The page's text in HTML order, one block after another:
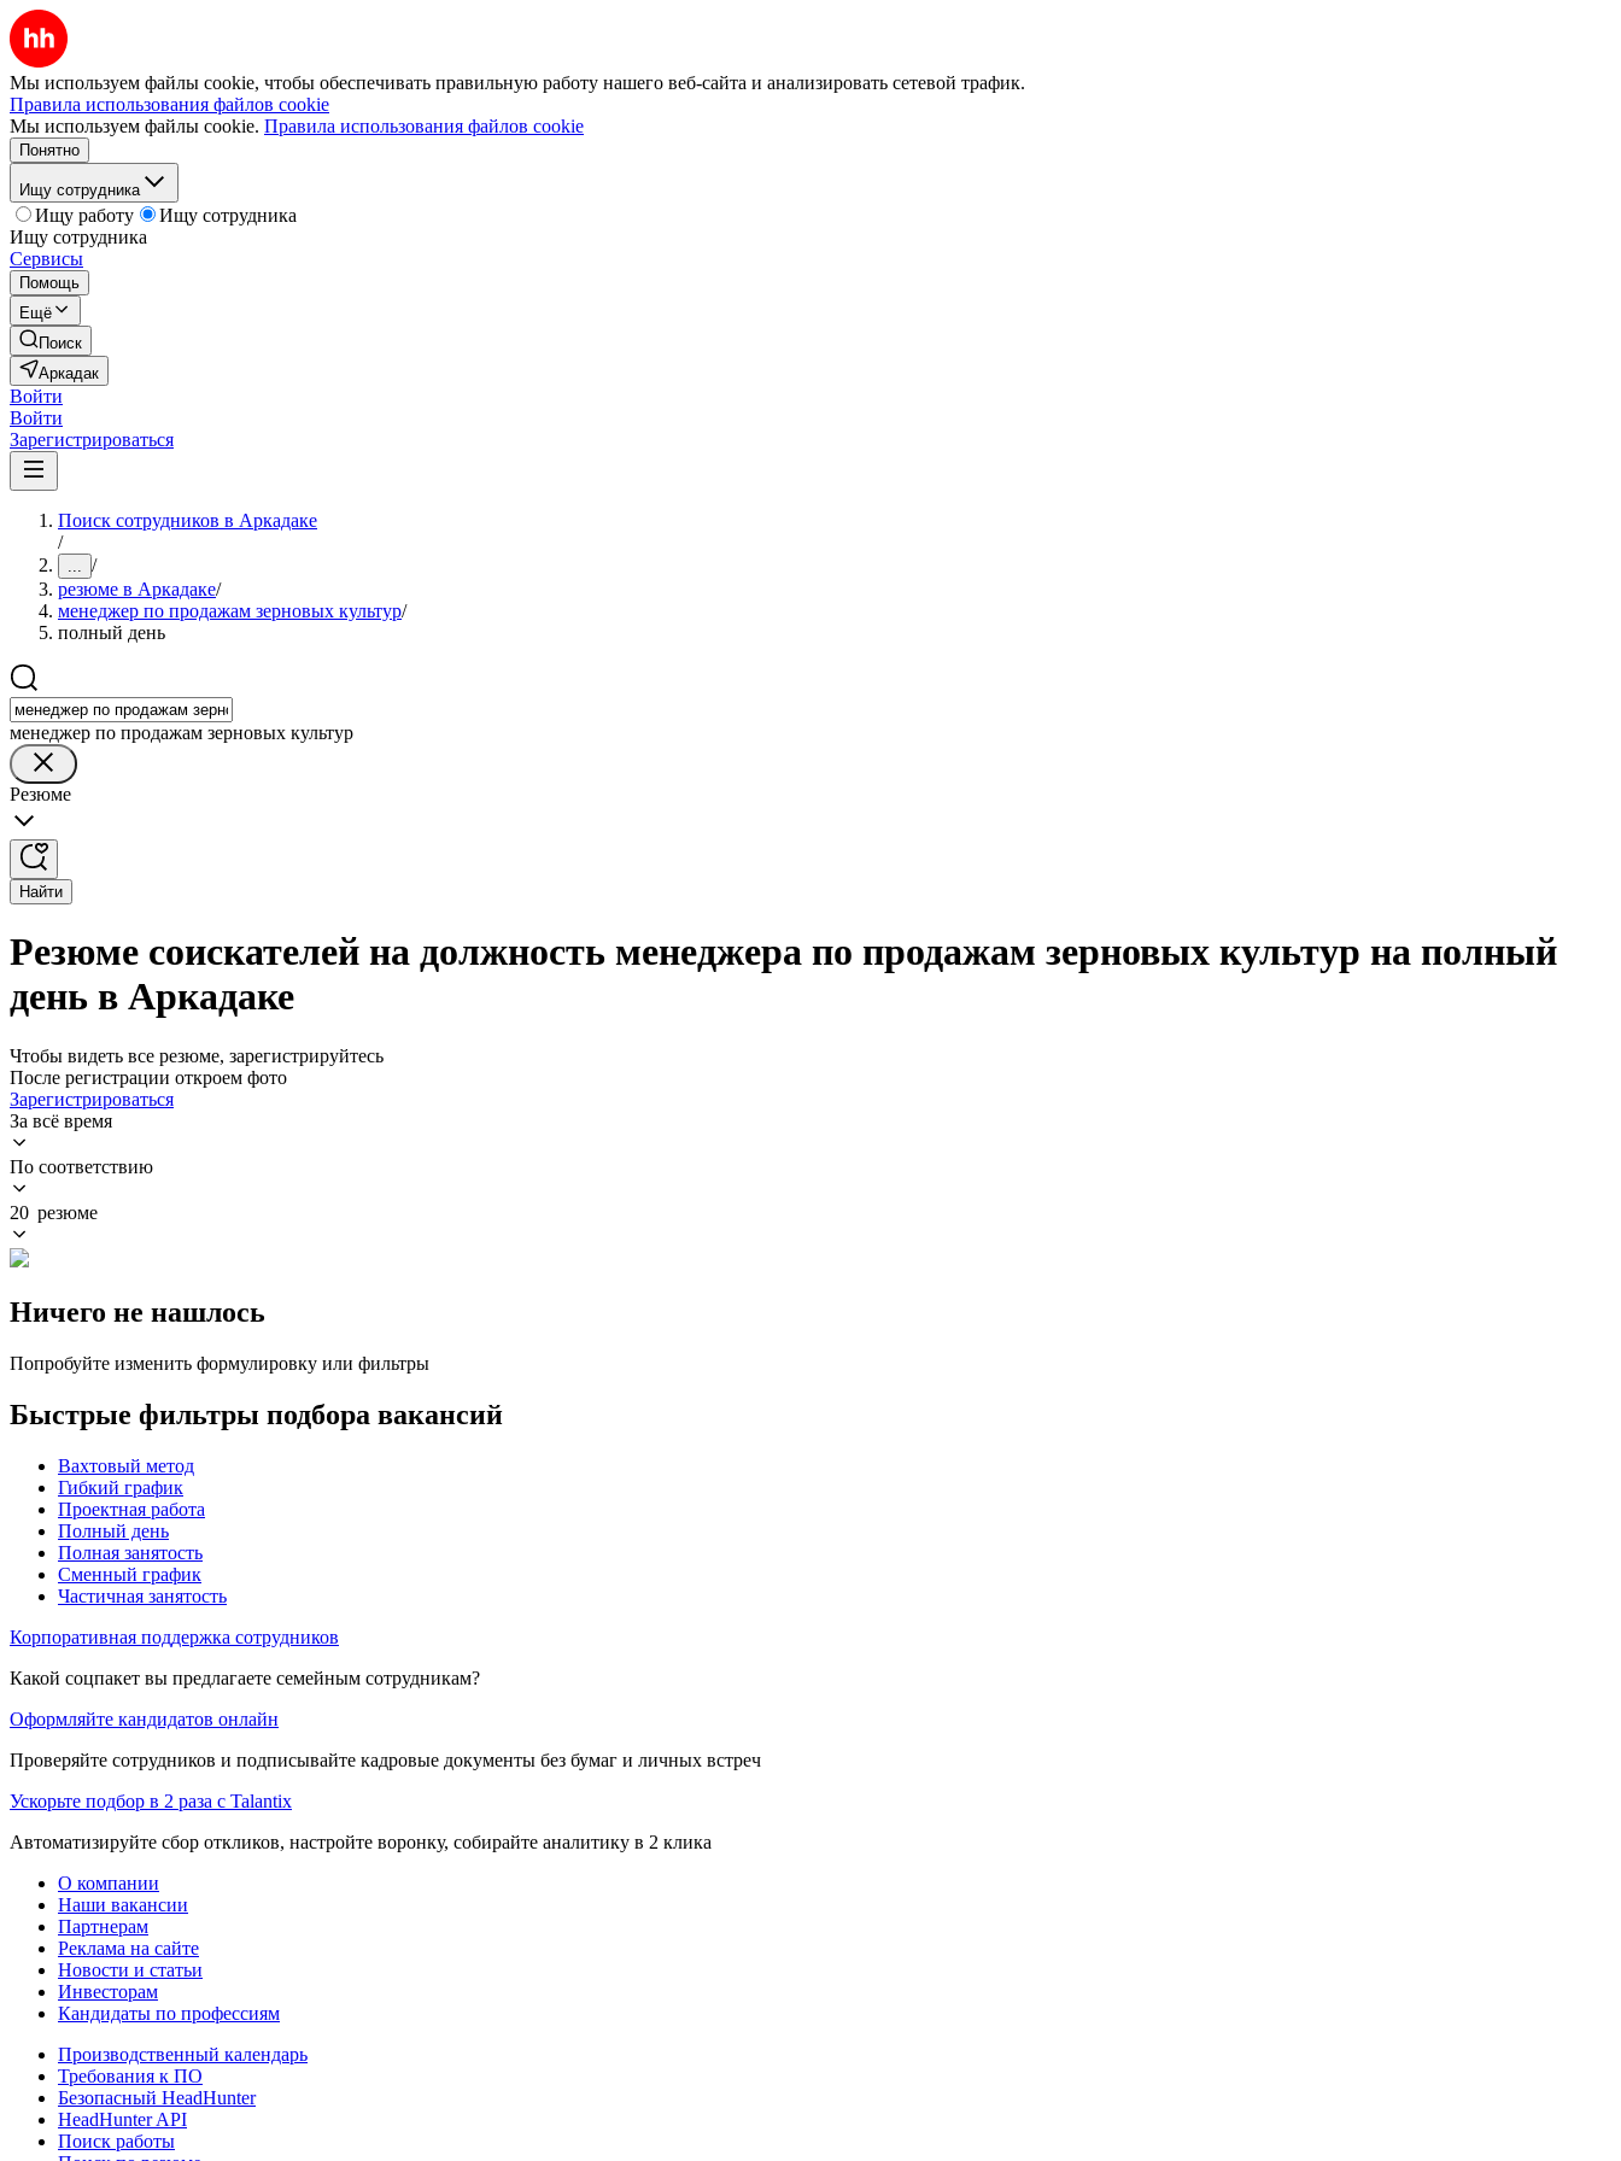
Мы используем файлы cookie, чтобы обеспечивать правильную работу нашего веб-сайта и анализировать сетевой трафик.
Правила использования файлов cookie
Мы используем файлы cookie. Правила использования файлов cookie
Понятно
Ищу сотрудника
Ищу работу
Ищу сотрудника
Ищу сотрудника
Сервисы
Помощь
Ещё
Поиск
Аркадак
Войти
Войти
Зарегистрироваться
Поиск сотрудников в Аркадаке
/
... /
резюме в Аркадаке/
менеджер по продажам зерновых культур/
полный день
менеджер по продажам зерновых культур
Резюме
Найти
Резюме соискателей на должность менеджера по продажам зерновых культур на полный
день в Аркадаке
Чтобы видеть все резюме, зарегистрируйтесь
После регистрации откроем фото
Зарегистрироваться
За всё время
По соответствию
20 резюме
Ничего не нашлось
Попробуйте изменить формулировку или фильтры
Быстрые фильтры подбора вакансий
Вахтовый метод
Гибкий график
Проектная работа
Полный день
Полная занятость
Сменный график
Частичная занятость
Корпоративная поддержка сотрудников
Какой соцпакет вы предлагаете семейным сотрудникам?
Оформляйте кандидатов онлайн
Проверяйте сотрудников и подписывайте кадровые документы без бумаг и личных встреч
Ускорьте подбор в 2 раза с Talantix
Автоматизируйте сбор откликов, настройте воронку, собирайте аналитику в 2 клика
О компании
Наши вакансии
Партнерам
Реклама на сайте
Новости и статьи
Инвесторам
Кандидаты по профессиям
Производственный календарь
Требования к ПО
Безопасный HeadHunter
HeadHunter API
Поиск работы